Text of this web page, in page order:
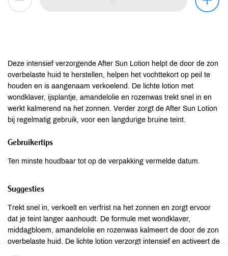
Deze intensief verzorgende After Sun Lotion helpt de door de zon
overbelaste huid te herstellen, helpen het vochttekort op peil te
houden en is aangenaam verkoelend. De lichte lotion met
wondklaver, ijsplantje, amandelolie en rozenwas trekt snel in en
werkt kalmerend na het zonnen. Verder zorgt de After Sun Lotion
bij regelmatig gebruik, voor een langdurige bruine teint.
Gebruikertips
Ten minste houdbaar tot op de verpakking vermelde datum.
Suggesties
Trekt snel in, verkoelt en verfrist na het zonnen en zorgt ervoor
dat je teint langer aanhoudt. De formule met wondklaver,
middagbloem, amandelolie en rozenwas kalmeert de door de zon
overbelaste huid. De lichte lotion verzorgt intensief en activeert de